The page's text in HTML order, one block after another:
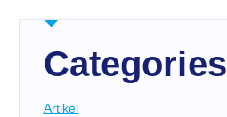
Categories
Artikel